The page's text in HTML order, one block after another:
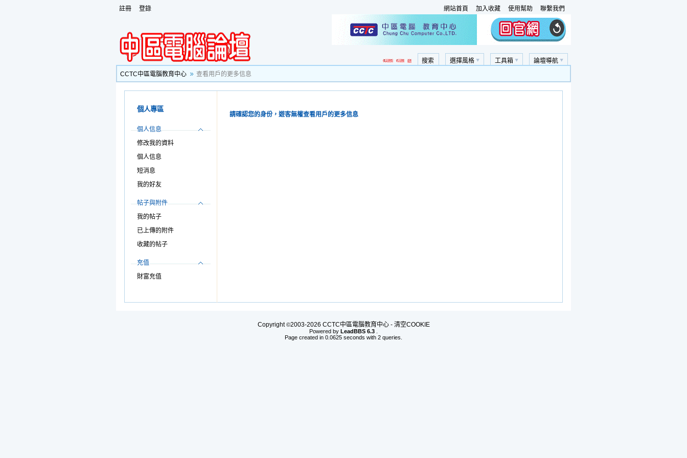
註冊 登錄 網站首頁 加入收藏 使用幫助 聯繫我們
論壇導航
工具箱
選擇風格
搜索
CCTC中區電腦教育中心
查看用戶的更多信息
個人專區
個人信息
修改我的資料
個人信息
短消息
我的好友
帖子與附件
我的帖子
已上傳的附件
收藏的帖子
充值
財富充值
請確認您的身份，遊客無權查看用戶的更多信息
Copyright©2003-2026 CCTC中區電腦教育中心 - 清空COOKIE
Powered by LeadBBS 6.3
Page created in 0.0625 seconds with 2 queries.